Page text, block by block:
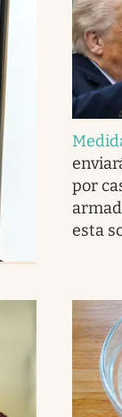
por
esta